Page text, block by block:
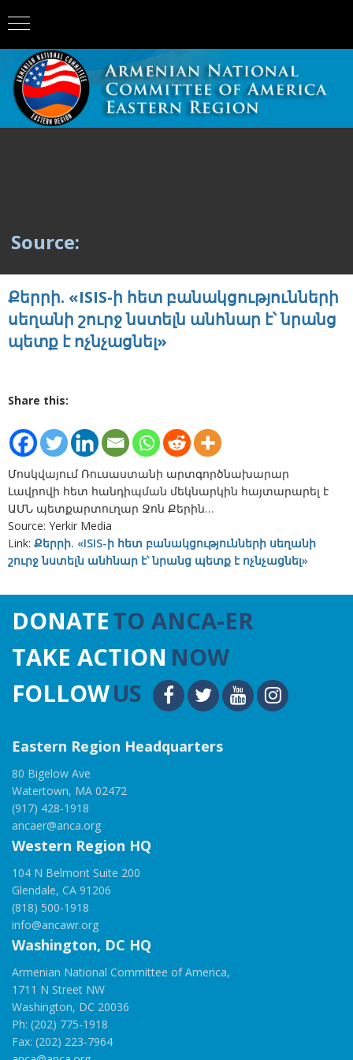
Source:
Քերրի. «ISIS-ի հետ բանակցությունների
սեղանի շուրջ նստելն անհնար է՝ նրանց
պետք է ոչնչացնել»
Share this:
Մոսկվայում Ռուսաստանի արտգործնախարար
Լավրովի հետ հանդիպման մեկնարկին հայտարարել է
ԱՄՆ պետքարտուղար Ջոն Քերին…
Source: Yerkir Media
Link: Քերրի. «ISIS-ի հետ բանակցությունների սեղանի
շուրջ նստելն անհնար է՝ նրանց պետք է ոչնչացնել»
DONATETO ANCA-ER
TAKE ACTION NOW
FOLLOWUS
Eastern Region Headquarters
80 Bigelow Ave
Watertown, MA 02472
(917) 428-1918
ancaer@anca.org
Western Region HQ
104 N Belmont Suite 200
Glendale, CA 91206
(818) 500-1918
info@ancawr.org
Washington, DC HQ
Armenian National Committee of America,
1711 N Street NW
Washington, DC 20036
Ph: (202) 775-1918
Fax: (202) 223-7964